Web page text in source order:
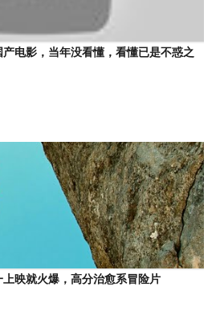
产电影，当年没看懂，看懂已是不惑之
上映就火爆，高分治愈系冒险片